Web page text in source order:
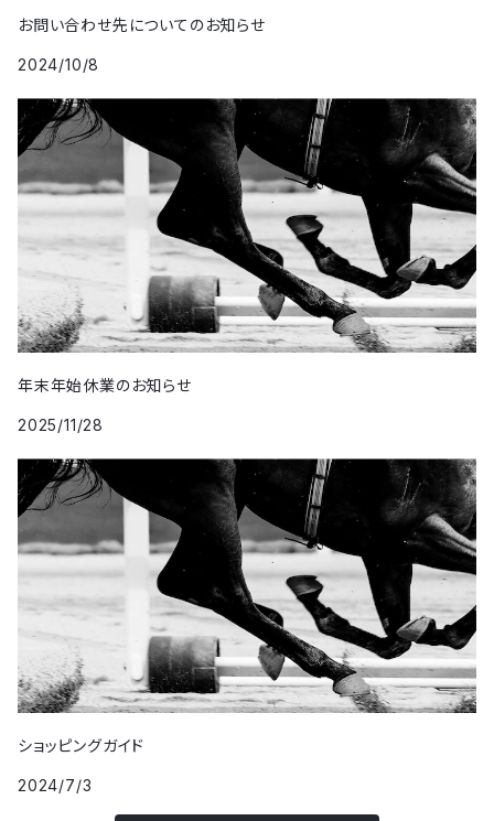
お問い合わせ先についてのお知らせ
2024/10/8
年末年始休業のお知らせ
2025/11/28
ショッピングガイド
2024/7/3